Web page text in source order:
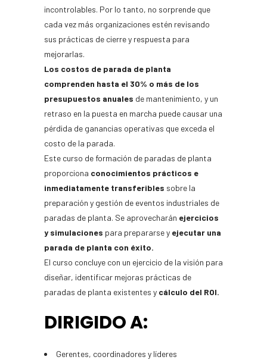
incontrolables. Por lo tanto, no sorprende que
cada vez más organizaciones estén revisando
sus prácticas de cierre y respuesta para
mejorarlas.
Los costos de parada de planta
comprenden hasta el 30% o más de los
presupuestos anuales de mantenimiento, y un
retraso en la puesta en marcha puede causar una
pérdida de ganancias operativas que exceda el
costo de la parada.
Este curso de formación de paradas de planta
proporciona conocimientos prácticos e
inmediatamente transferibles sobre la
preparación y gestión de eventos industriales de
paradas de planta. Se aprovecharán ejercicios
y simulaciones para prepararse y ejecutar una
parada de planta con éxito.
El curso concluye con un ejercicio de la visión para
diseñar, identificar mejoras prácticas de
paradas de planta existentes y cálculo del ROI.
DIRIGIDO A:
Gerentes, coordinadores y líderes